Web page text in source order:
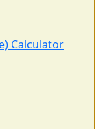
Calculator